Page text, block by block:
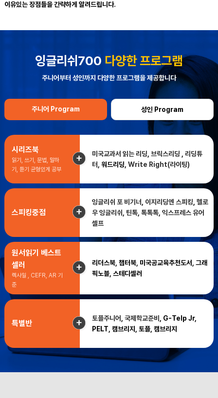
이유있는 장점들을 간략하게 알려드립니다.
잉글리쉬700 다양한 프로그램
주니어부터 성인까지 다양한 프로그램을 제공합니다
주니어 Program 성인 Program
시리즈북
읽기, 쓰기, 문법, 말하
기, 듣기 균형있게 공부
미국교과서 읽는 리딩, 브릭스리딩 , 리딩튜
터, 워드리딩, Write Right(라이팅)
스피킹중점
잉글리쉬 포 비기너, 이지리딩엔 스피킹, 헬로
우 잉글리쉬 , 틴톡, 톡톡톡, 익스프레스 유어
셀프
원서읽기 베스트
셀러
렉사일 , CEFR, AR 기
준
리더스북, 챕터북, 미국공교육추천도서, 그래
픽노블, 스테디셀러
특별반
토플주니어 , 국제학교준비 , G-Telp Jr,
PELT, 캠브리지, 토플, 캠브리지